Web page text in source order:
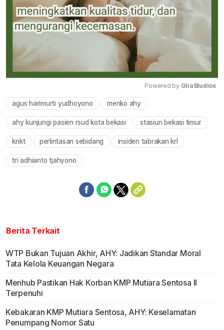
Powered by GliaStudios
agus harimurti yudhoyono menko ahy
ahy kunjungi pasien rsud kota bekasi stasiun bekasi timur
knkt perlintasan sebidang insiden tabrakan krl
tri adhianto tjahyono
Berita Terkait
WTP Bukan Tujuan Akhir, AHY: Jadikan Standar Moral
Tata Kelola Keuangan Negara
Menhub Pastikan Hak Korban KMP Mutiara Sentosa II
Terpenuhi
Kebakaran KMP Mutiara Sentosa, AHY: Keselamatan
Penumpang Nomor Satu